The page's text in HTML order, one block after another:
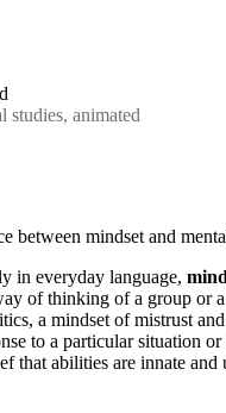
studies, animated
between mindset and
in everyday language,
of thinking of a group or
a mindset of mistrust
to a particular situation
that abilities are innate and